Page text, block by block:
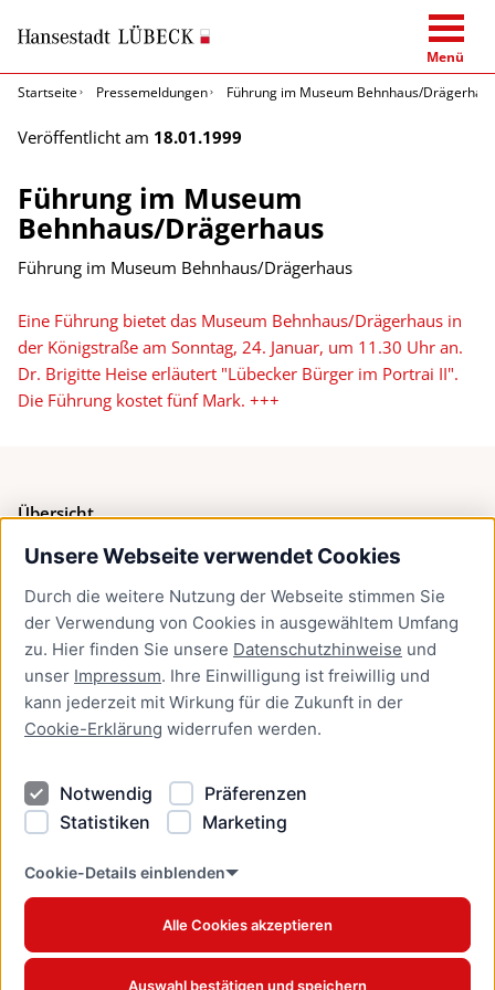
Unsere Webseite verwendet Cookies
Durch die weitere Nutzung der Webseite stimmen Sie
der Verwendung von Cookies in ausgewähltem Umfang
zu. Hier finden Sie unsere Datenschutzhinweise und
unser Impressum. Ihre Einwilligung ist freiwillig und
kann jederzeit mit Wirkung für die Zukunft in der
Cookie-Erklärung widerrufen werden.
Notwendig
Präferenzen
Statistiken
Marketing
Cookie-Details einblenden
Alle Cookies akzeptieren
Auswahl bestätigen und speichern
Menü
Startseite
Pressemeldungen Führung im Museum Behnhaus/
Veröffentlicht am 18.01.1999
Führung im Museum
Behnhaus/Drägerhaus
Führung im Museum Behnhaus/Drägerhaus
Eine Führung bietet das Museum Behnhaus/Drägerhaus in
der Königstraße am Sonntag, 24. Januar, um 11.30 Uhr an.
Dr. Brigitte Heise erläutert "Lübecker Bürger im Portrai II".
Die Führung kostet fünf Mark. +++
Übersicht
Bürgerservice
Presse
Newsletter Lübeck:kompakt
Kontakt
Kontakt
Datenschutzhinweise
Barrierefreiheit
Cookie Erklärung
www.luebeck.de